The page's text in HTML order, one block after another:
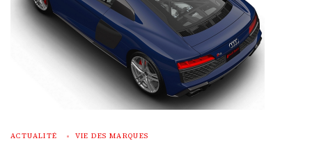
ACTUALITÉ VIE DES MARQUES